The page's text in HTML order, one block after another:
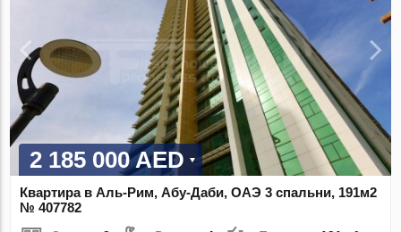
2 185 000 AED
Квартира в Аль-Рим, Абу-Даби, ОАЭ 3 спальни, 191м2
№ 407782